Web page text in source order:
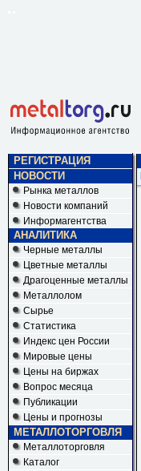
РЕГИСТРАЦИЯ
НОВОСТИ
Рынка металлов
Новости компаний
Информагентства
АНАЛИТИКА
Черные металлы
Цветные металлы
Драгоценные металлы
Металлолом
Сырье
Статистика
Индекс цен России
Мировые цены
Цены на биржах
Вопрос месяца
Публикации
Цены и прогнозы
МЕТАЛЛОТОРГОВЛЯ
Металлоторговля
Каталог